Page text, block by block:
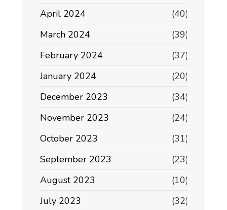
April 2024
(40)
March 2024
(39)
February 2024
(37)
January 2024
(20)
December 2023
(34)
November 2023
(24)
October 2023
(31)
September 2023
(23)
August 2023
(10)
July 2023
(32)